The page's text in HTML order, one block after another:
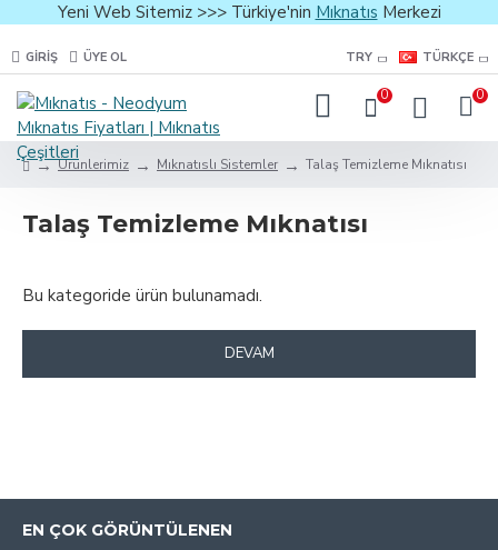
Yeni Web Sitemiz >>> Türkiye'nin Mıknatıs Merkezi
GIRIŞ ÜYE OL TRY TÜRKÇE
0 0
Ürünlerimiz Mıknatıslı Sistemler Talaş Temizleme Mıknatısı
Talaş Temizleme Mıknatısı
Bu kategoride ürün bulunamadı.
DEVAM
EN ÇOK GÖRÜNTÜLENEN